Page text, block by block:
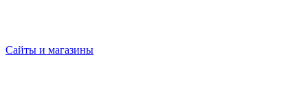
Сайты и магазины